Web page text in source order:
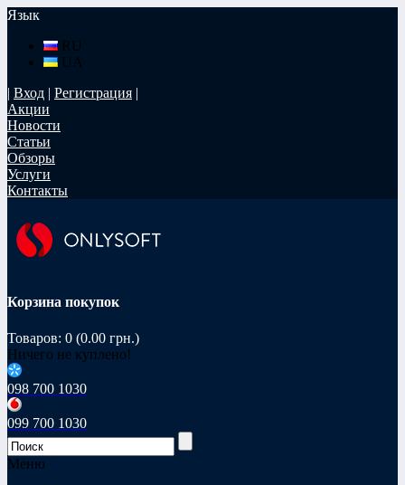
Язык
RU
UA
| Вход | Регистрация |
Акции
Новости
Статьи
Обзоры
Услуги
Контакты
Корзина покупок
Товаров: 0 (0.00 грн.)
Ничего не куплено!
098 700 1030
099 700 1030
Меню